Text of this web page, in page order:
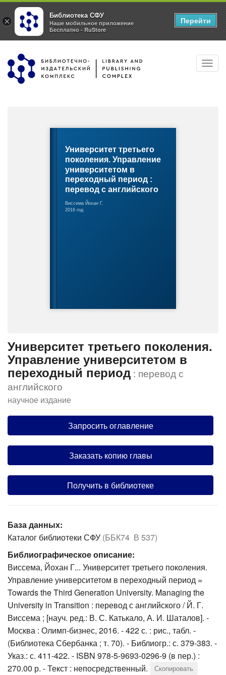
Перейти
основному
Университет третьего
поколения. Управление
университетом в
переходный период :
перевод с английского
Виссема Йохан Г.
2016 год
Университет третьего поколения.
Управление университетом в
переходный период : перевод с
английского
научное издание
Запросить оглавление
Заказать копию главы
Получить в библиотеке
База данных:
Каталог библиотеки СФУ (ББК74 В 537)
Библиографическое описание:
Виссема, Йохан Г... Университет третьего поколения.
Управление университетом в переходный период =
Towards the Third Generation University. Managing the
University in Transition : перевод с английского / Й. Г.
Виссема ; [науч. ред.: В. С. Катькало, А. И. Шаталов]. -
Москва : Олимп-бизнес, 2016. - 422 с. : рис., табл. -
(Библиотека Сбербанка ; т. 70). - Библиогр.: с. 379-383. -
Указ.: с. 411-422. - ISBN 978-5-9693-0296-9 (в пер.) :
270.00 р. - Текст : непосредственный.
Скопировать
×
Библиотека СФУ
Наше мобильное приложение
Бесплатно - RuStore
Перейти